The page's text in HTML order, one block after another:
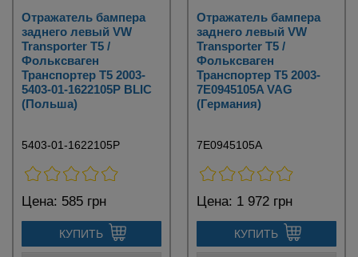
Отражатель бампера
заднего левый VW
Transporter T5 /
Фольксваген
Транспортер Т5 2003-
5403-01-1622105P BLIC
(Польша)
5403-01-1622105P
Цена: 585 грн
КУПИТЬ
Отражатель бампера
заднего левый VW
Transporter T5 /
Фольксваген
Транспортер Т5 2003-
7E0945105A VAG
(Германия)
7E0945105A
Цена: 1 972 грн
КУПИТЬ